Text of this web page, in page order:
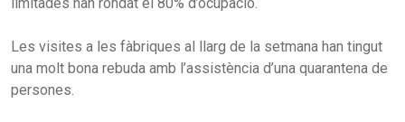
Les visites a les fàbriques al llarg de la setmana han tingut
una molt bona rebuda amb l’assistència d’una quarantena de
persones.